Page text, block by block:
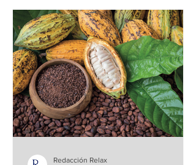
Redacción Relax